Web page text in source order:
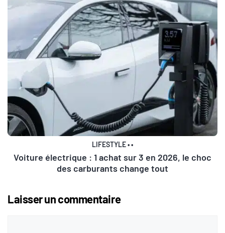
LIFESTYLE••
Voiture électrique : 1 achat sur 3 en 2026, le choc
des carburants change tout
Laisser un commentaire